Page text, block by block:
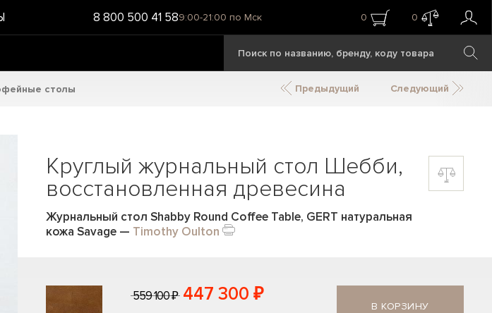
8 800 500 41 589:00-21:00 по Мск 0 0
столы Предыдущий Следующий
Круглый журнальный стол Шебби,
восстановленная древесина
Журнальный стол Shabby Round Coffee Table, GERT натуральная
кожа Savage — Timothy Oulton
559 100 ₽ 447 300 ₽
В КОРЗИНУ